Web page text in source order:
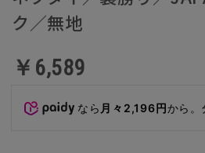
ク／無地
￥6,589
なら 月々2,196円から。